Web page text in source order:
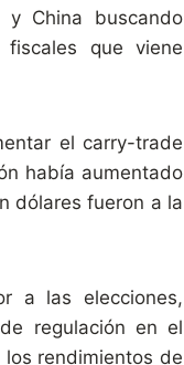
China buscando
que viene
el carry-trade
había aumentado
dólares fueron a la
a las elecciones,
regulación en el
rendimientos de